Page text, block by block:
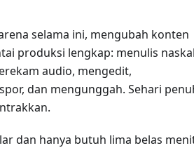
selama ini, mengubah konten
produksi lengkap: menulis
audio, mengedit,
dan mengunggah. Sehari
dan hanya butuh lima belas